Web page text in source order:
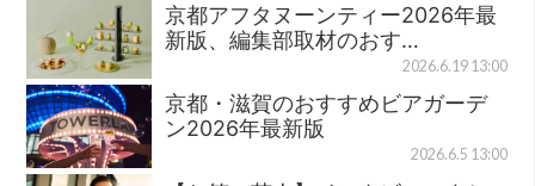
京都アフタヌーンティー2026年最
新版、編集部取材のおす…
2026.6.19 13:00
京都・滋賀のおすすめビアガーデ
ン2026年最新版
2026.6.5 13:00